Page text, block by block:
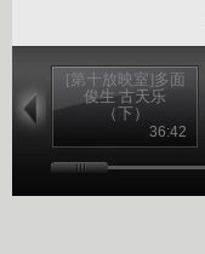
[第十放映室]多面
俊生 古天乐
（下）
(20110522)36:42